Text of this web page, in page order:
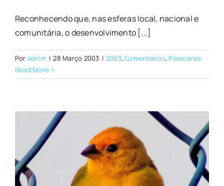
Reconhecendo que, nas esferas local, nacional e
comunitária, o desenvolvimento [...]
Por admin | 28 Março 2003 | 2003,Comentários, Pareceres
Read More